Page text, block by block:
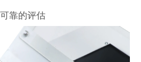
靠的评估